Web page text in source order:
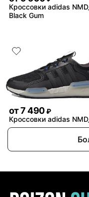
Кроссовки adidas
Black Gum
от7 490 ₽
Кроссовки adidas